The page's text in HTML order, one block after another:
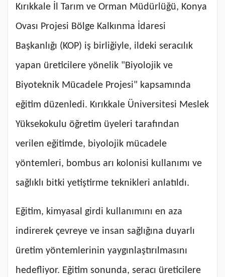
Kırıkkale İl Tarım ve Orman Müdürlüğü, Konya
Ovası Projesi Bölge Kalkınma İdaresi
Başkanlığı (KOP) iş birliğiyle, ildeki seracılık
yapan üreticilere yönelik "Biyolojik ve
Biyoteknik Mücadele Projesi" kapsamında
eğitim düzenledi. Kırıkkale Üniversitesi Meslek
Yüksekokulu öğretim üyeleri tarafından
verilen eğitimde, biyolojik mücadele
yöntemleri, bombus arı kolonisi kullanımı ve
sağlıklı bitki yetiştirme teknikleri anlatıldı.
Eğitim, kimyasal girdi kullanımını en aza
indirerek çevreye ve insan sağlığına duyarlı
üretim yöntemlerinin yaygınlaştırılmasını
hedefliyor. Eğitim sonunda, seracı üreticilere